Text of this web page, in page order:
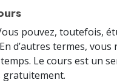
pouvez, toutefois,
d’autres termes, vous
Le cours est un
gratuitement.